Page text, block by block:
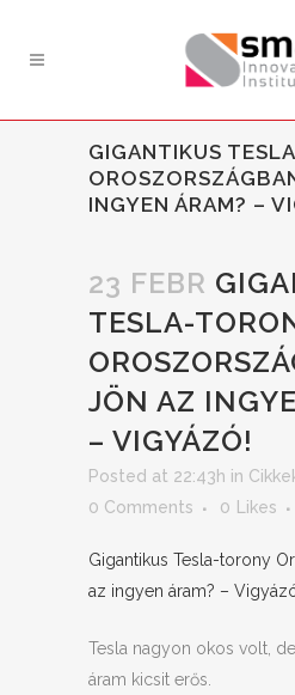
GIGANTIKUS
INGYEN ÁRAM? –
23 FEBR
TESLA-
JÖN AZ
– VIGYÁZÓ!
Posted at 22:43h in
0 Comments
0 Likes
Gigantikus Tesla-torony
az ingyen áram? –
Tesla nagyon okos volt,
áram kicsit erős.